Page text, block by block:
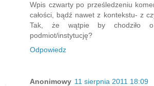
Wpis czwarty po prześledzeniu
całości, bądź nawet z kontekstu- z
Tak, że wątpie by chodziło
podmiot/instytucję?
Odpowiedz
Anonimowy 11 sierpnia 2011 18:09